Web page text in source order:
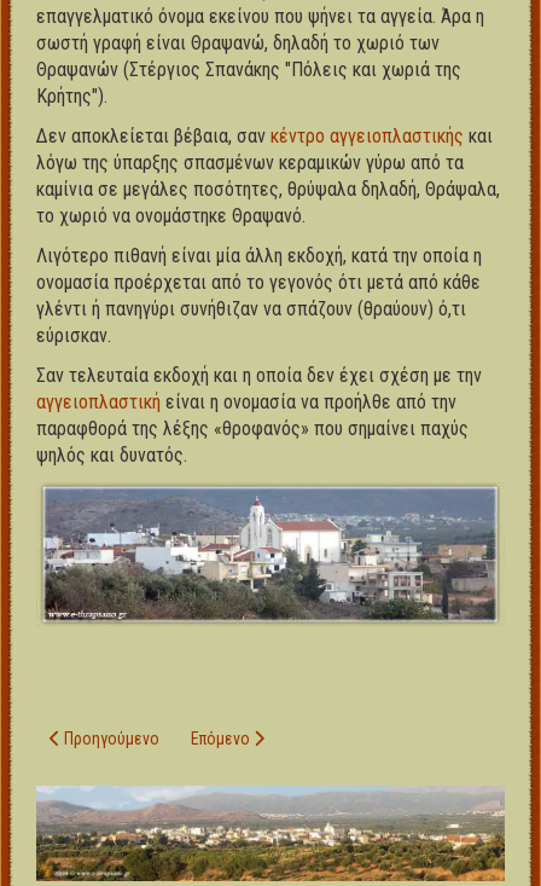
επαγγελματικό όνομα εκείνου που ψήνει τα αγγεία. Άρα η
σωστή γραφή είναι Θραψανώ, δηλαδή το χωριό των
Θραψανών (Στέργιος Σπανάκης "Πόλεις και χωριά της
Κρήτης").
Δεν αποκλείεται βέβαια, σαν κέντρο αγγειοπλαστικής και
λόγω της ύπαρξης σπασμένων κεραμικών γύρω από τα
καμίνια σε μεγάλες ποσότητες, θρύψαλα δηλαδή, Θράψαλα,
το χωριό να ονομάστηκε Θραψανό.
Λιγότερο πιθανή είναι μία άλλη εκδοχή, κατά την οποία η
ονομασία προέρχεται από το γεγονός ότι μετά από κάθε
γλέντι ή πανηγύρι συνήθιζαν να σπάζουν (θραύουν) ό,τι
εύρισκαν.
Σαν τελευταία εκδοχή και η οποία δεν έχει σχέση με την
αγγειοπλαστική είναι η ονομασία να προήλθε από την
παραφθορά της λέξης «θροφανός» που σημαίνει παχύς
ψηλός και δυνατός.
Προηγούμενο άρθρο: Θραψανό - Ιστορικά στοιχεία
Προηγούμενο Επόμενο άρθρο: Θραψανό
Επόμενο